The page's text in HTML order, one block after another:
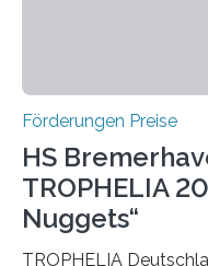
Förderungen Preise
HS
TROPHELIA
Nuggets“
TROPHELIA